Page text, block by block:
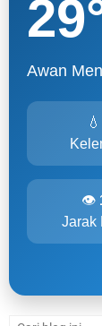
29
Awan
👁
Jarak